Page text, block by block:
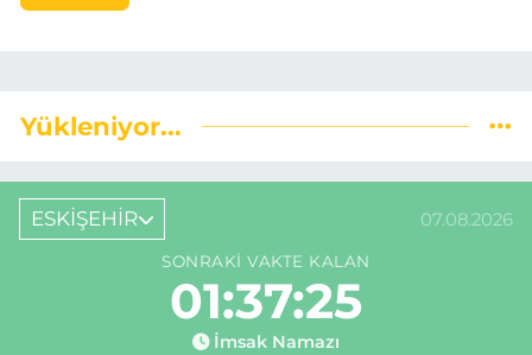
Yükleniyor...
ESKİŞEHİR 07.08.2026
SONRAKI VAKTE KALAN
01:37:24
İmsak Namazı